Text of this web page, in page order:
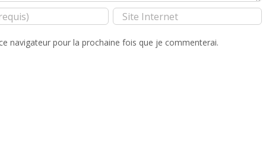
navigateur pour la prochaine fois que je commenterai.